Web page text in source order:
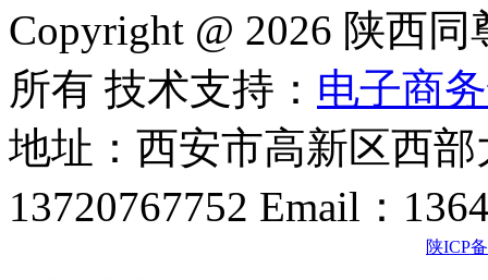
Copyright @ 2026 陕西
所有 技术支持： 电子商
地址：西安市高新区西
13720767752 Email：
陕ICP